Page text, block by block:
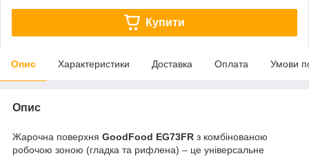
Купити
Опис Характеристики Доставка Оплата Умови
Опис
Жарочна поверхня GoodFood EG73FR з комбінованою
робочою зоною (гладка та рифлена) – це універсальне